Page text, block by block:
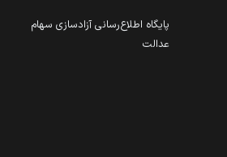
پایگاه اطلاع‌رسانی آزادسازی سهام
عدالت